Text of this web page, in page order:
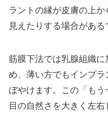
ラントの縁が皮膚の上
見えたりする場合がある
筋膜下法では乳腺組織
め、薄い方でもインプ
ぼやけます。この「も
目の自然さを大きく左右